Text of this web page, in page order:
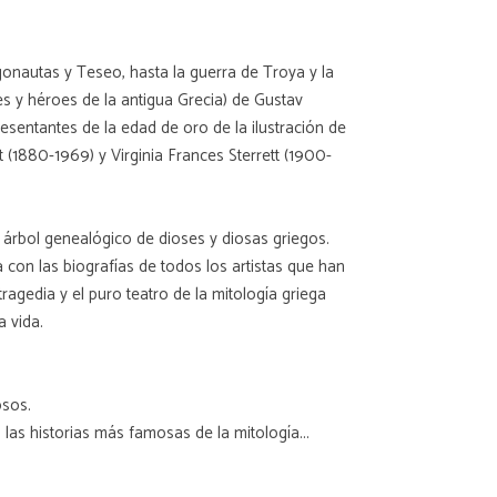
y Teseo, hasta la guerra de Troya y la
y héroes de la antigua Grecia) de Gustav
de la edad de oro de la ilustración de
(1880-1969) y Virginia Frances Sterrett (1900-
genealógico de dioses y diosas griegos.
las biografías de todos los artistas que han
y el puro teatro de la mitología griega
vida.
historias más famosas de la mitología...